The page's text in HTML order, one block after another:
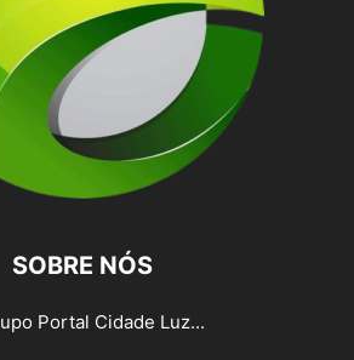
SOBRE NÓS
Portal Cidade Luz...